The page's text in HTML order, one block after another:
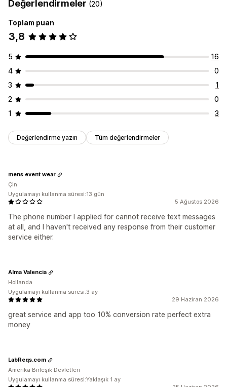
Değerlendirmeler (20)
Toplam puan
3,8
5
16
4
0
3
1
2
0
1
3
Değerlendirme yazın Tüm değerlendirmeler
5 Ağustos 2026
The phone number I applied for cannot receive text messages
at all, and I haven't received any response from their customer
service either.
mens event wear
Çin
Uygulamayı kullanma süresi:13 gün
29 Haziran 2026
great service and app too 10% conversion rate perfect extra
money
Alma Valencia
Hollanda
Uygulamayı kullanma süresi:3 ay
LabReqs.com
Amerika Birleşik Devletleri
Uygulamayı kullanma süresi:Yaklaşık 1 ay